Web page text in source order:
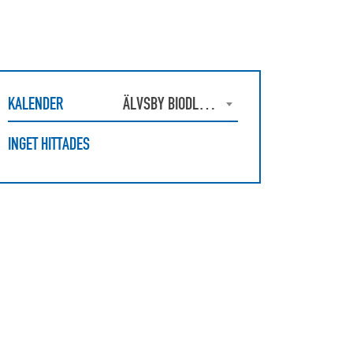
KALENDER
ÄLVSBY BIODLARFÖRENING
INGET HITTADES